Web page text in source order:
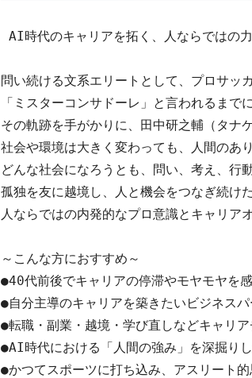
AI時代のキャリアを拓く、人ならではの力
問い続ける文系エリートとして、プロサッ
「ミスターコンサドーレ」と言われるまで
その軌跡を手がかりに、田中研之輔（タナ
社会や環境は大きく変わっても、人間のあ
どんな社会になろうとも、問い、考え、行
孤独を友に越境し、人と機会をつなぎ続け
人ならではの内発的なプロ意識とキャリア
～こんな方におすすめ～
●40代前後でキャリアの停滞やモヤモヤを
●自分主導のキャリアを築きたいビジネスパ
●転職・副業・越境・学び直しなどキャリ
●AI時代における「人間の強み」を深掘り
●かつてスポーツに打ち込み、アスリート